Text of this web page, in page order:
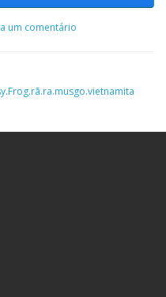
um comentário